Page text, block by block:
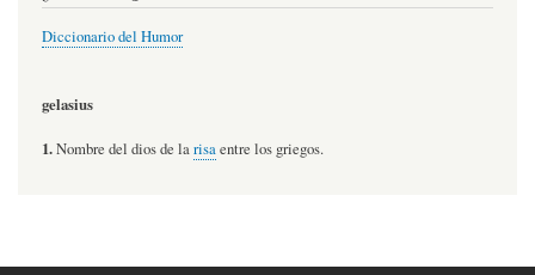
Diccionario del Humor
gelasius
1.Nombre del dios de larisaentre los griegos.